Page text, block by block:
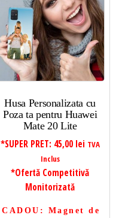
Husa Personalizata cu
Poza ta pentru Huawei
Mate 20 Lite
*SUPER PRET: 45,00 lei TVA
Inclus
*Ofertă Competitivă
Monitorizată
CADOU : Magnet de